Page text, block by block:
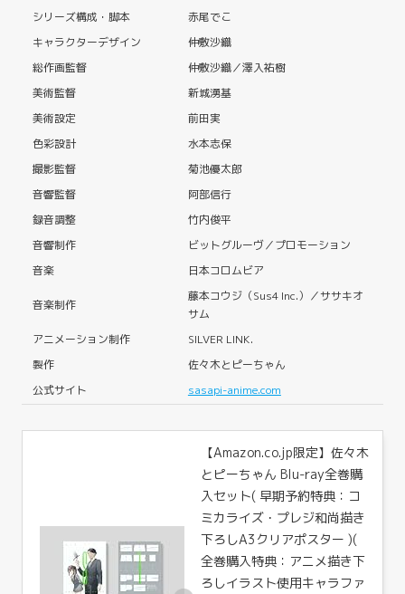
シリーズ構成・脚本
赤尾でこ
キャラクターデザイン
仲敷沙織
総作画監督
仲敷沙織／澤入祐樹
美術監督
新城湧基
美術設定
前田実
色彩設計
水本志保
撮影監督
菊池優太郎
音響監督
阿部信行
録音調整
竹内俊平
音響制作
ビットグルーヴ／プロモーション
音楽
日本コロムビア
音楽制作
藤本コウジ（Sus4 Inc.）／ササキオ
サム
アニメーション制作
SILVER LINK.
製作
佐々木とピーちゃん
公式サイト
sasapi-anime.com
【Amazon.co.jp限定】佐々木
とピーちゃん Blu-ray全巻購
入セット( 早期予約特典：コ
ミカライズ・プレジ和尚描き
下ろしA3クリアポスター )(
全巻購入特典：アニメ描き下
ろしイラスト使用キャラファ